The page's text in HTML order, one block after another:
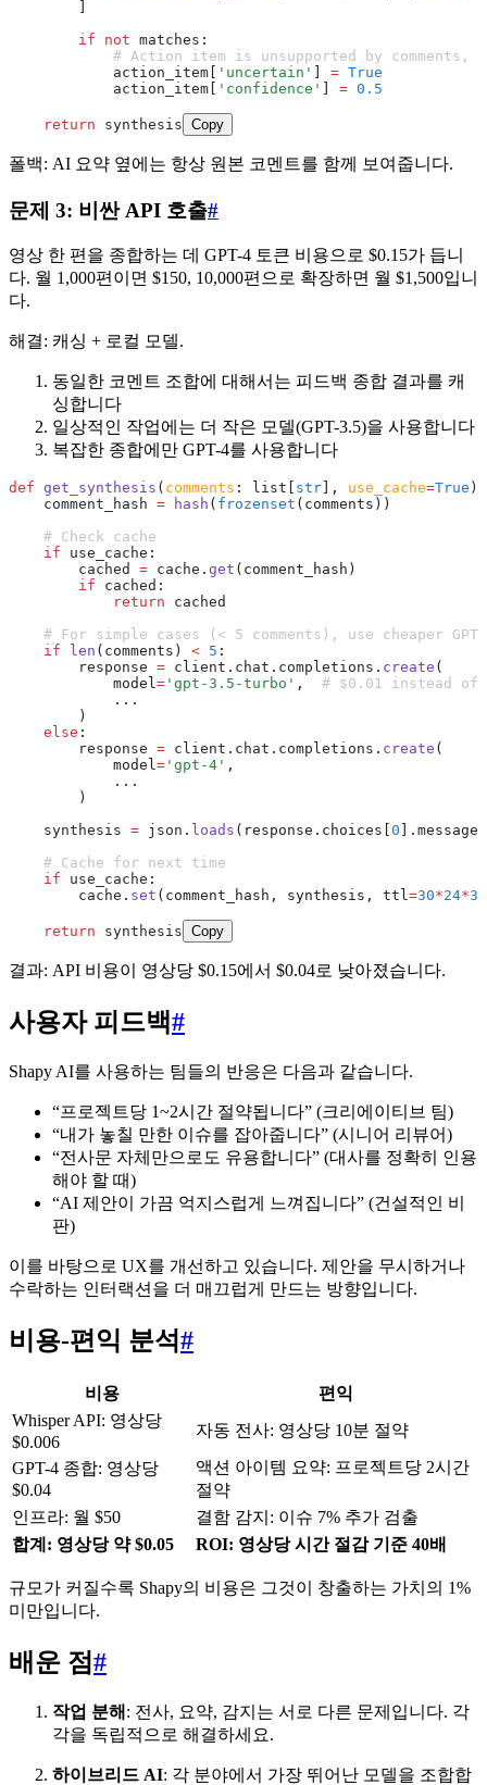
        if
not matches :
# Action item is unsupported by comments,
            action_item
'uncertain' = True
            action_item
'confidence' = 0.5
    return
synthesis Copy
폴백: AI 요약 옆에는 항상 원본 코멘트를 함께 보여줍니다.
문제 3: 비싼 API 호출#
영상 한 편을 종합하는 데 GPT-4 토큰 비용으로 $0.15가 듭니
다. 월 1,000편이면 $150, 10,000편으로 확장하면 월 $1,500입니
다.
해결: 캐싱 + 로컬 모델.
동일한 코멘트 조합에 대해서는 피드백 종합 결과를 캐
싱합니다
일상적인 작업에는 더 작은 모델(GPT-3.5)을 사용합니다
복잡한 종합에만 GPT-4를 사용합니다
def get_synthesis ( comments : list str ], use_cache=True ):
    comment_hash
= hash ( frozenset (comments))
    # Check cache
    if
use_cache :
        cached
= cache . get (comment_hash)
        if
cached :
            return
cached
# For simple cases (< 5 comments), use cheaper
    if
len (comments) < 5 :
        response
= client . chat . completions . create (
            model
= 'gpt-3.5-turbo' , # $0.01 instead of
            ...
        )
    else
:
        response
= client . chat . completions . create (
            model
= 'gpt-4' ,
            ...
        )
    synthesis
= json . loads (response.choices[ 0
    # Cache for next time
    if
use_cache :
        cache
. set (comment_hash, synthesis, ttl=30*24*
    return
synthesis Copy
결과: API 비용이 영상당 $0.15에서 $0.04로 낮아졌습니다.
사용자 피드백#
Shapy AI를 사용하는 팀들의 반응은 다음과 같습니다.
“프로젝트당 1~2시간 절약됩니다” (크리에이티브 팀)
“내가 놓칠 만한 이슈를 잡아줍니다” (시니어 리뷰어)
“전사문 자체만으로도 유용합니다” (대사를 정확히 인용
해야 할 때)
“AI 제안이 가끔 억지스럽게 느껴집니다” (건설적인 비
판)
이를 바탕으로 UX를 개선하고 있습니다. 제안을 무시하거나
수락하는 인터랙션을 더 매끄럽게 만드는 방향입니다.
비용-편익 분석#
비용
편익
Whisper API: 영상당
$0.006
자동 전사: 영상당 10분 절약
GPT-4 종합: 영상당
$0.04
액션 아이템 요약: 프로젝트당 2시간
절약
인프라: 월 $50
결함 감지: 이슈 7% 추가 검출
합계: 영상당 약 $0.05
ROI: 영상당 시간 절감 기준 40배
규모가 커질수록 Shapy의 비용은 그것이 창출하는 가치의 1%
미만입니다.
배운 점#
작업 분해 : 전사, 요약, 감지는 서로 다른 문제입니다. 각
각을 독립적으로 해결하세요.
하이브리드 AI: 각 분야에서 가장 뛰어난 모델을 조합합